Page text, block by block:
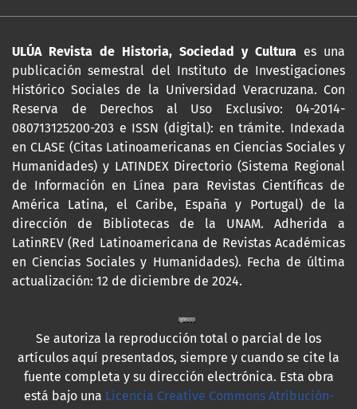
ULÚA Revista de Historia, Sociedad y Cultura es una
publicación semestral del Instituto de Investigaciones
Histórico Sociales de la Universidad Veracruzana. Con
Reserva de Derechos al Uso Exclusivo: 04-2014-
080713125200-203 e ISSN (digital): en trámite. Indexada
en CLASE (Citas Latinoamericanas en Ciencias Sociales y
Humanidades) y LATINDEX Directorio (Sistema Regional
de Información en Línea para Revistas Científicas de
América Latina, el Caribe, España y Portugal) de la
dirección de Bibliotecas de la UNAM. Adherida a
LatinREV (Red Latinoamericana de Revistas Académicas
en Ciencias Sociales y Humanidades). Fecha de última
actualización: 12 de diciembre de 2024.
Se autoriza la reproducción total o parcial de los
artículos aquí presentados, siempre y cuando se cite la
fuente completa y su dirección electrónica. Esta obra
está bajo una Licencia Creative Commons Atribución-